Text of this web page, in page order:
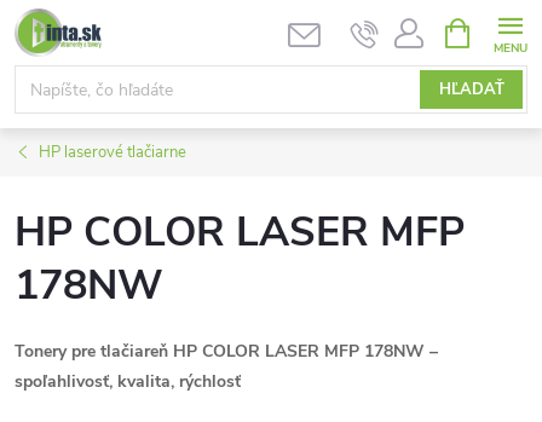
Prejsť
na
obsah
HĽADAŤ
KOŠÍK
HP laserové tlačiarne
HP COLOR LASER MFP
178NW
Tonery pre tlačiareň HP COLOR LASER MFP 178NW –
spoľahlivosť, kvalita, rýchlosť